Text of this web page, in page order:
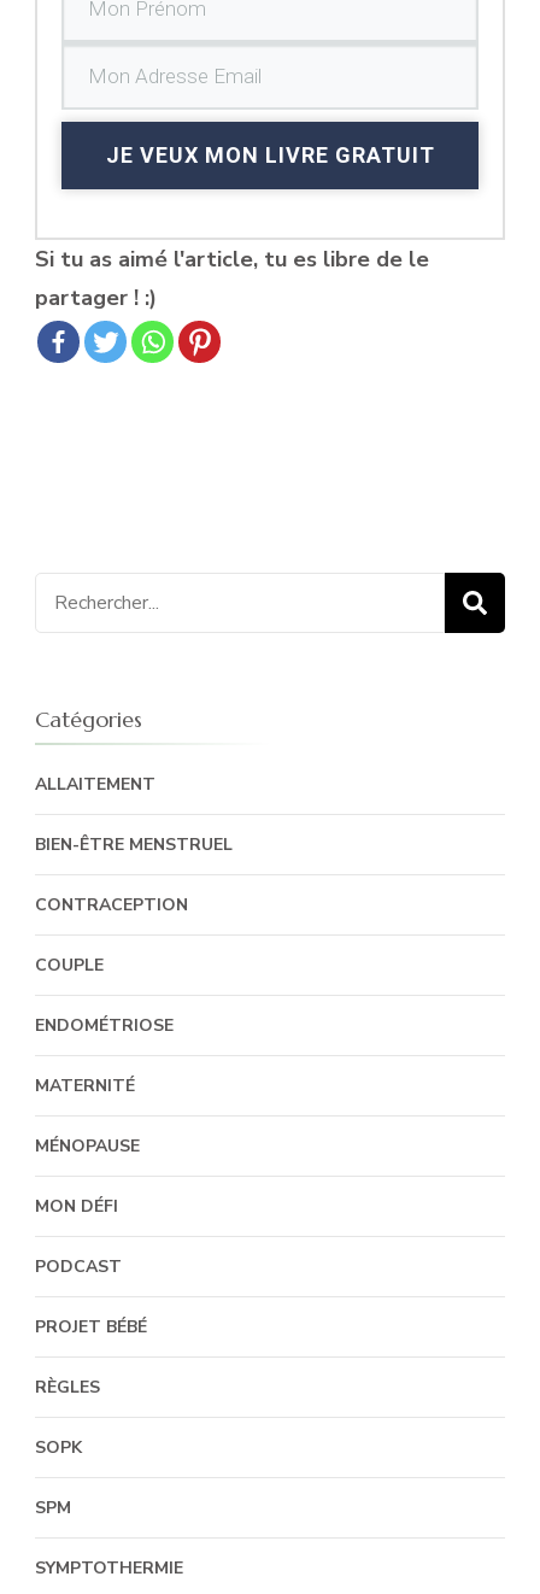
JE VEUX MON LIVRE GRATUIT
Si tu as aimé l'article, tu es libre de le
partager ! :)
Recherche
pour
Catégories
ALLAITEMENT
BIEN-ÊTRE MENSTRUEL
CONTRACEPTION
COUPLE
ENDOMÉTRIOSE
MATERNITÉ
MÉNOPAUSE
MON DÉFI
PODCAST
PROJET BÉBÉ
RÈGLES
SOPK
SPM
SYMPTOTHERMIE